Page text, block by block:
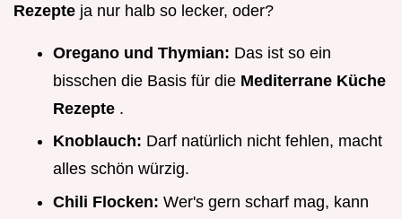
Rezepte ja nur halb so lecker, oder?
Oregano und Thymian: Das ist so ein
bisschen die Basis für die Mediterrane Küche
Rezepte .
Knoblauch: Darf natürlich nicht fehlen, macht
alles schön würzig.
Chili Flocken: Wer's gern scharf mag, kann